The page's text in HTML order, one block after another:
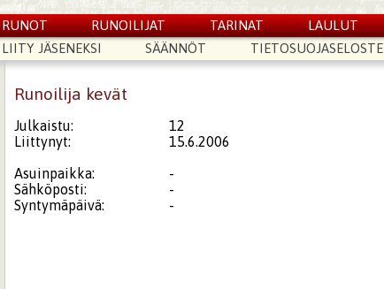
RUNOT RUNOILIJAT TARINAT LAULUT
LIITY JÄSENEKSI
SÄÄNNÖT TIETOSUOJASELOSTE
Runoilija kevät
Julkaistu:
12
Liittynyt:
15.6.2006
Asuinpaikka:
-
Sähköposti:
-
Syntymäpäivä:
-